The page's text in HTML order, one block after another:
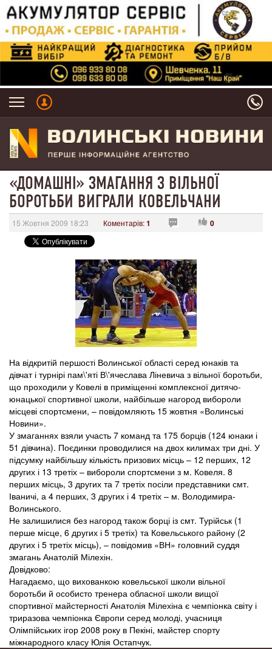
«ДОМАШНІ» ЗМАГАННЯ З ВІЛЬНОЇ
БОРОТЬБИ ВИГРАЛИ КОВЕЛЬЧАНИ
15 Жовтня 2009 18:23 Коментарів:1 0
На відкритій першості Волинської області серед юнаків та
дівчат і турнірі пам\'яті В\'ячеслава Ліневича з вільної боротьби,
що проходили у Ковелі в приміщенні комплексної дитячо-
юнацької спортивної школи, найбільше нагород вибороли
місцеві спортсмени, – повідомляють 15 жовтня «Волинські
Новини».
У змаганнях взяли участь 7 команд та 175 борців (124 юнаки і
51 дівчина). Поєдинки проводилися на двох килимах три дні. У
підсумку найбільшу кількість призових місць – 12 перших, 12
других і 13 третіх – вибороли спортсмени з м. Ковеля. 8
перших місць, 3 других та 7 третіх посіли представники смт.
Іваничі, а 4 перших, 3 других і 4 третіх – м. Володимира-
Волинського.
Не залишилися без нагород також борці із смт. Турійськ (1
перше місце, 6 других і 5 третіх) та Ковельського району (2
других і 5 третіх місць), – повідомив «ВН» головний суддя
змагань Анатолій Мілехін.
Довідково:
Нагадаємо, що вихованкою ковельської школи вільної
боротьби й особисто тренера обласної школи вищої
спортивної майстерності Анатолія Мілехіна є чемпіонка світу і
триразова чемпіонка Європи серед молоді, учасниця
Олімпійських ігор 2008 року в Пекіні, майстер спорту
міжнародного класу Юлія Остапчук.